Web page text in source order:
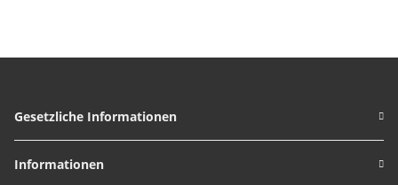
Gesetzliche Informationen
Informationen